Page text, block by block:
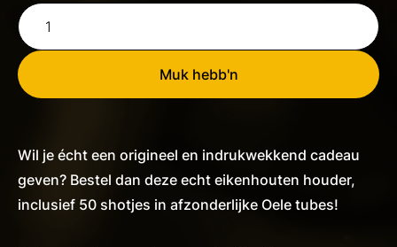
was:
€119,00.
is:
€99,00.
50
Oele
tubes
met
eikenhouten
houder
Muk hebb'n
Wil je écht een origineel en indrukwekkend cadeau
geven? Bestel dan deze echt eikenhouten houder,
inclusief 50 shotjes in afzonderlijke Oele tubes!